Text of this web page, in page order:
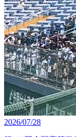
2026/07/28